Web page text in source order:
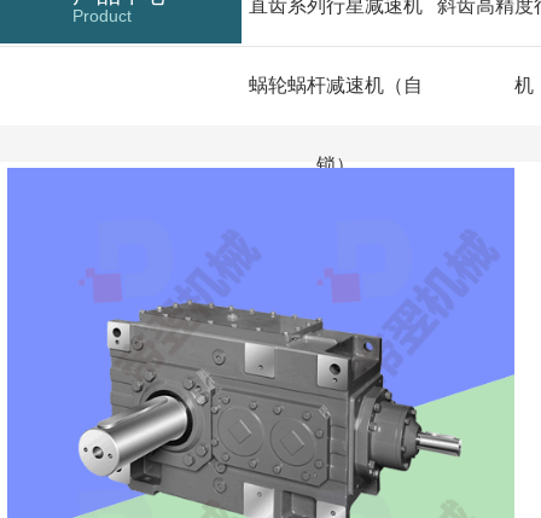
Product 直齿系列行星减速机 斜齿高精度
机
蜗轮蜗杆减速机（自
锁）